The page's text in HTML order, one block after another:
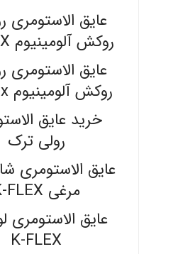
عایق الاستومری
روکش آلومینیوم K-FLEX
عایق الاستومری
روکش آلومینیوم pa-flex
خرید عایق
رولی ترک
عایق الاستومری
مرغی K-FLEX
عایق الاستومری
K-FLEX